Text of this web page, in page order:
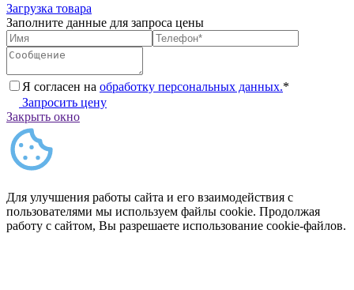
Загрузка товара
Заполните данные для запроса цены
Я согласен на обработку персональных данных.*
Запросить цену
Закрыть окно
Для улучшения работы сайта и его взаимодействия с
пользователями мы используем файлы cookie. Продолжая
работу с сайтом, Вы разрешаете использование cookie-файлов.